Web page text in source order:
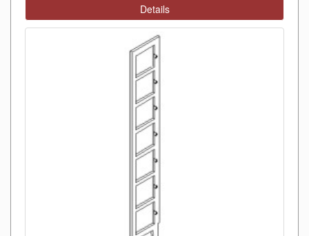
Details